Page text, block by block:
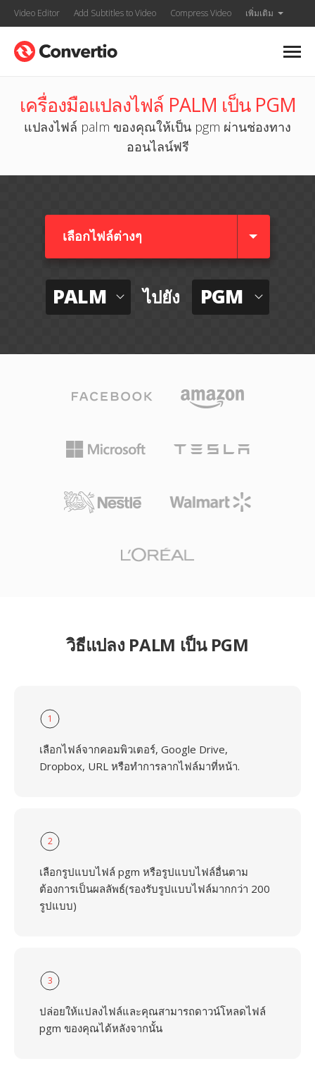
Video Editor Add Subtitles to Video Compress Video เพิ่มเติม
เครื่องมือแปลงไฟล์ PALM เป็น PGM
แปลงไฟล์ palm ของคุณให้เป็น pgm ผ่านช่องทาง
ออนไลน์ฟรี
เลือกไฟล์ต่างๆ​
PALM ไปยัง PGM
วิธีแปลง PALM เป็น PGM
1
เลือกไฟล์จากคอมพิวเตอร์, Google Drive,
Dropbox, URL หรือทำการลากไฟล์มาที่หน้า.
2
เลือกรูปแบบไฟล์ pgm หรือรูปแบบไฟล์อื่นตาม
ต้องการเป็นผลลัพธ์(รองรับรูปแบบไฟล์มากกว่า 200
รูปแบบ)
3
ปล่อยให้แปลงไฟล์และคุณสามารถดาวน์โหลดไฟล์
pgm ของคุณได้หลังจากนั้น